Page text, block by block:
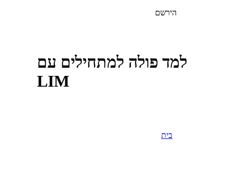
הירשם
למד פולה למתחילים עם
LIM
בית